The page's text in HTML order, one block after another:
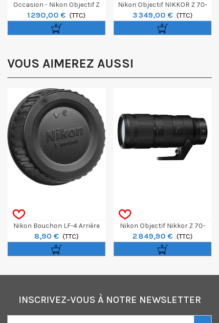
Occasion - Nikon Objectif Z
50mm F/1.2 S
1 290,00 € (TTC)
Nikon Objectif NIKKOR Z 70-
200mm F/2.8 VR S II
3 349,00 € (TTC)
VOUS AIMEREZ AUSSI
Nikon Bouchon LF-4 Arrière
Objectif
8,90 € (TTC)
Nikon Objectif Nikkor Z 70-
200mm F/2.8 VR S
2 849,90 € (TTC)
INSCRIVEZ-VOUS À NOTRE NEWSLETTER